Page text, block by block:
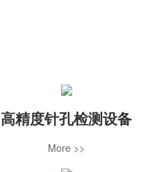
高精度针孔检测设备
More >>